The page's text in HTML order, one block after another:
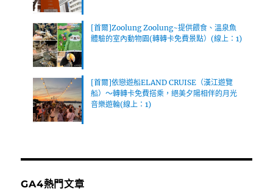
[首爾]Zoolung Zoolung~提供餵食、溫泉魚
體驗的室內動物園(轉轉卡免費景點）(線上：1)
[首爾]依戀遊船ELAND CRUISE（漢江遊覽
船）～轉轉卡免費搭乘，絕美夕陽相伴的月光
音樂遊輪(線上：1)
GA4熱門文章